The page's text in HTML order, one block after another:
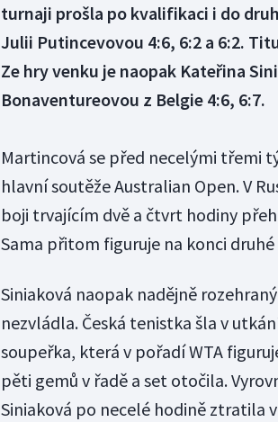
turnaji prošla po kvalifikaci i do
Julii Putincevovou 4:6, 6:2 a 6:2.
Ze hry venku je naopak Kateřina
Bonaventureovou z Belgie 4:6, 6:7.
Martincová se před necelými třemi
hlavní soutěže Australian Open. V
boji trvajícím dvě a čtvrt hodiny
Sama přitom figuruje na konci druhé
Siniaková naopak nadějně
nezvládla. Česká tenistka šla v
soupeřka, která v pořadí WTA
pěti gemů v řadě a set otočila.
Siniaková po necelé hodině ztratila